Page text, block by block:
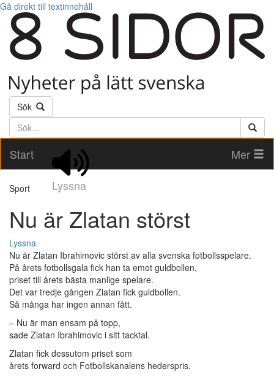
Gå direkt till textinnehåll
Sök
Söktext
Start
Lyssna
Mer
Sport
Nu är Zlatan störst
Lyssna
Nu är Zlatan Ibrahimovic störst av alla svenska fotbollsspelare.
På årets fotbollsgala fick han ta emot guldbollen,
priset till årets bästa manlige spelare.
Det var tredje gången Zlatan fick guldbollen.
Så många har ingen annan fått.
– Nu är man ensam på topp,
sade Zlatan Ibrahimovic i sitt tacktal.
Zlatan fick dessutom priset som
årets forward och Fotbollskanalens hederspris.